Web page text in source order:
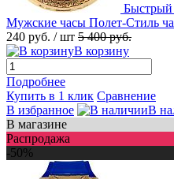
Быстрый
Мужские часы Полет-Стиль
240 руб. / шт 5 400 руб.
В корзину
Подробнее
Купить в 1 клик Сравнение
В избранное
В
В магазине
Распродажа
-50%